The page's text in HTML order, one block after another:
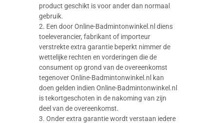
product geschikt is voor ander dan normaal
gebruik.
2. Een door Online-Badmintonwinkel.nl diens
toeleverancier, fabrikant of importeur
verstrekte extra garantie beperkt nimmer de
wettelijke rechten en vorderingen die de
consument op grond van de overeenkomst
tegenover Online-Badmintonwinkel.nl kan
doen gelden indien Online-Badmintonwinkel.nl
is tekortgeschoten in de nakoming van zijn
deel van de overeenkomst.
3. Onder extra garantie wordt verstaan iedere